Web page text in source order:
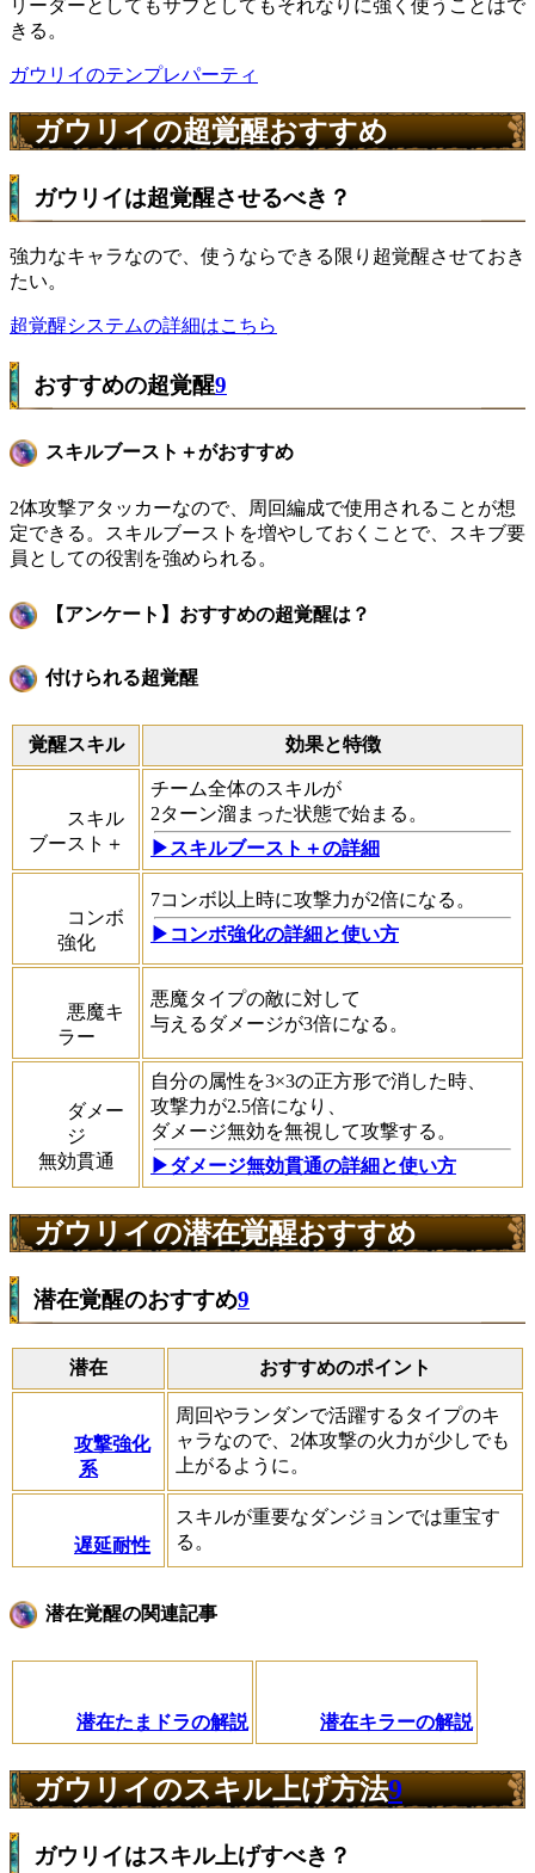
リーダーとしてもサブとしてもそれなりに強く使うことはで
きる。
ガウリイのテンプレパーティ
ガウリイの超覚醒おすすめ
ガウリイは超覚醒させるべき？
強力なキャラなので、使うならできる限り超覚醒させておき
たい。
超覚醒システムの詳細はこちら
おすすめの超覚醒9
スキルブースト＋がおすすめ
2体攻撃アタッカーなので、周回編成で使用されることが想
定できる。スキルブーストを増やしておくことで、スキブ要
員としての役割を強められる。
【アンケート】おすすめの超覚醒は？
付けられる超覚醒
覚醒スキル 効果と特徴
スキル
ブースト＋
チーム全体のスキルが
2ターン溜まった状態で始まる。
▶スキルブースト＋の詳細
コンボ
強化
7コンボ以上時に攻撃力が2倍になる。
▶コンボ強化の詳細と使い方
悪魔キ
ラー
悪魔タイプの敵に対して
与えるダメージが3倍になる。
ダメー
ジ
無効貫通
自分の属性を3×3の正方形で消した時、
攻撃力が2.5倍になり、
ダメージ無効を無視して攻撃する。
▶ダメージ無効貫通の詳細と使い方
ガウリイの潜在覚醒おすすめ
潜在覚醒のおすすめ9
潜在 おすすめのポイント
攻撃強化
系
周回やランダンで活躍するタイプのキ
ャラなので、2体攻撃の火力が少しでも
上がるように。
遅延耐性
スキルが重要なダンジョンでは重宝す
る。
潜在覚醒の関連記事
潜在たまドラの解説 潜在キラーの解説
ガウリイのスキル上げ方法9
ガウリイはスキル上げすべき？